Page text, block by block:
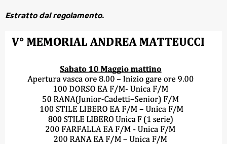
Estratto dal regolamento.